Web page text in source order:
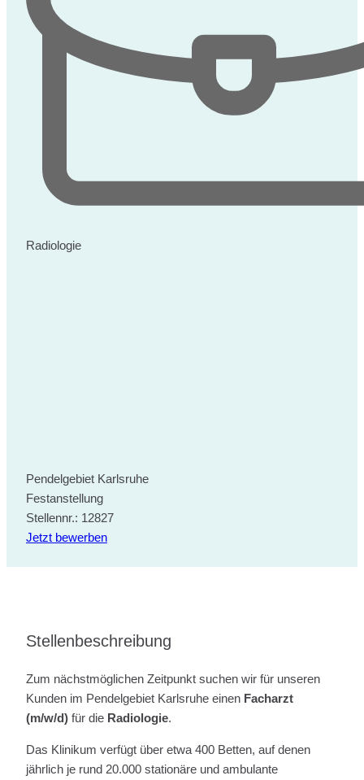
Radiologie
Pendelgebiet Karlsruhe
Festanstellung
Stellennr.: 12827
Jetzt bewerben
Stellenbeschreibung
Zum nächstmöglichen Zeitpunkt suchen wir für unseren
Kunden im Pendelgebiet Karlsruhe einen Facharzt
(m/w/d) für die Radiologie.
Das Klinikum verfügt über etwa 400 Betten, auf denen
jährlich je rund 20.000 stationäre und ambulante